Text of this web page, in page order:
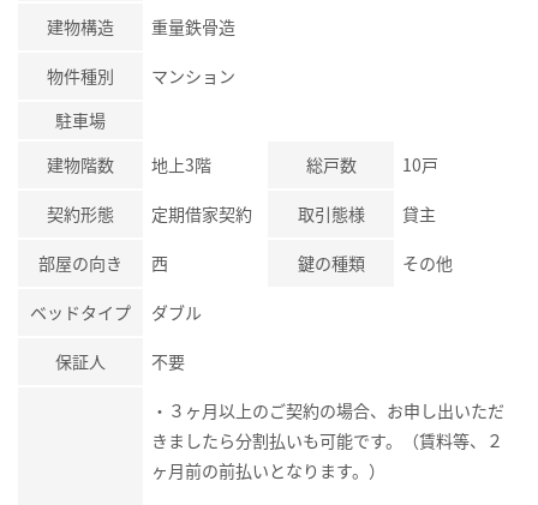
建物構造 重量鉄骨造
物件種別
マンション
駐車場
建物階数
地上3階 総戸数 10戸
契約形態 定期借家契約 取引態様 貸主
部屋の向き 西 鍵の種類 その他
ベッドタイプ ダブル
保証人 不要
・３ヶ月以上のご契約の場合、お申し出いただ
きましたら分割払いも可能です。（賃料等、２
ヶ月前の前払いとなります。）